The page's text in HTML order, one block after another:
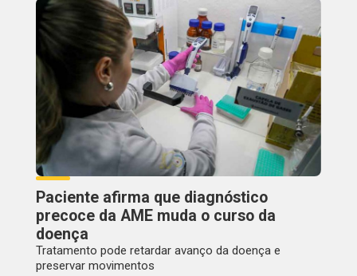
Paciente afirma que diagnóstico
precoce da AME muda o curso da
doença
Tratamento pode retardar avanço da doença e
preservar movimentos